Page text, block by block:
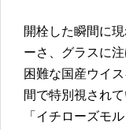
開栓した瞬間に
ーさ、グラスに
困難な国産ウイ
間で特別視され
「イチローズモ